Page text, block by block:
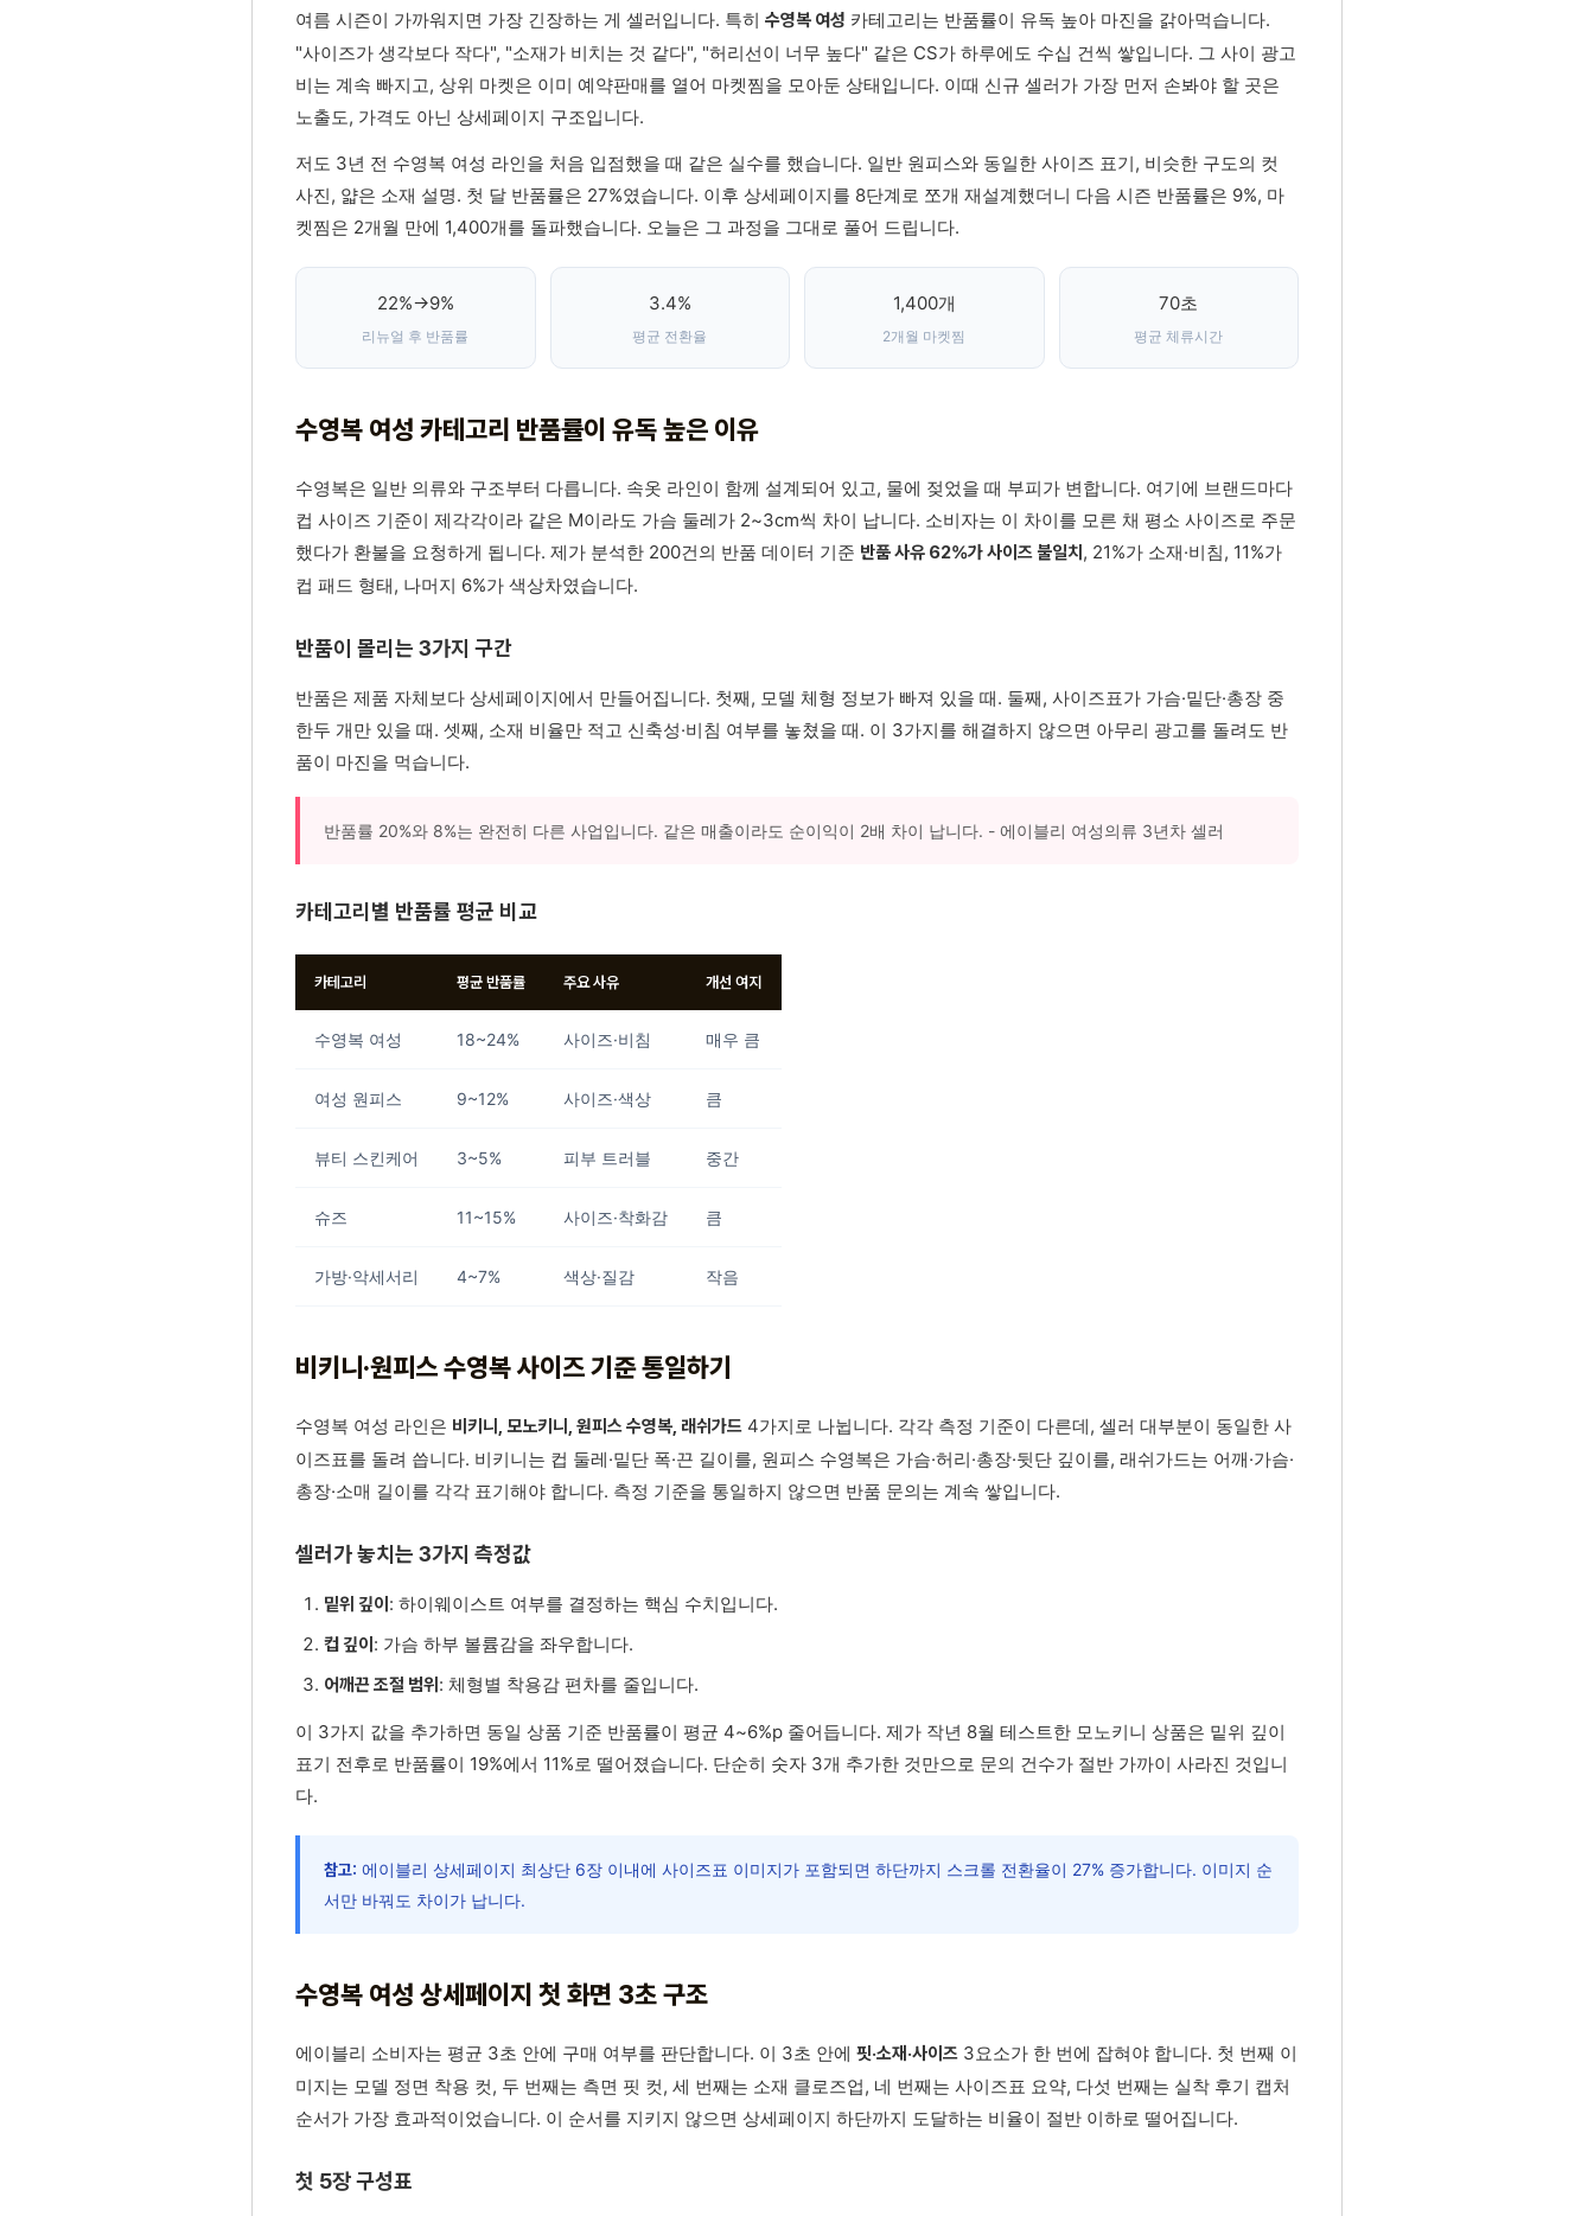
여름 시즌이 가까워지면 가장 긴장하는 게 셀러입니다. 특히 수영복 여성 카테고리는 반품률이 유독 높아 마진을 갉아먹습니다.
"사이즈가 생각보다 작다", "소재가 비치는 것 같다", "허리선이 너무 높다" 같은 CS가 하루에도 수십 건씩 쌓입니다. 그 사이 광고
비는 계속 빠지고, 상위 마켓은 이미 예약판매를 열어 마켓찜을 모아둔 상태입니다. 이때 신규 셀러가 가장 먼저 손봐야 할 곳은
노출도, 가격도 아닌 상세페이지 구조입니다.
저도 3년 전 수영복 여성 라인을 처음 입점했을 때 같은 실수를 했습니다. 일반 원피스와 동일한 사이즈 표기, 비슷한 구도의 컷
사진, 얇은 소재 설명. 첫 달 반품률은 27%였습니다. 이후 상세페이지를 8단계로 쪼개 재설계했더니 다음 시즌 반품률은 9%, 마
켓찜은 2개월 만에 1,400개를 돌파했습니다. 오늘은 그 과정을 그대로 풀어 드립니다.
22%→9%
리뉴얼 후 반품률
3.4%
평균 전환율
1,400개
2개월 마켓찜
70초
평균 체류시간
수영복 여성 카테고리 반품률이 유독 높은 이유
수영복은 일반 의류와 구조부터 다릅니다. 속옷 라인이 함께 설계되어 있고, 물에 젖었을 때 부피가 변합니다. 여기에 브랜드마다
컵 사이즈 기준이 제각각이라 같은 M이라도 가슴 둘레가 2~3cm씩 차이 납니다. 소비자는 이 차이를 모른 채 평소 사이즈로 주문
했다가 환불을 요청하게 됩니다. 제가 분석한 200건의 반품 데이터 기준 반품 사유 62%가 사이즈 불일치 , 21%가 소재·비침, 11%가
컵 패드 형태, 나머지 6%가 색상차였습니다.
반품이 몰리는 3가지 구간
반품은 제품 자체보다 상세페이지에서 만들어집니다. 첫째, 모델 체형 정보가 빠져 있을 때. 둘째, 사이즈표가 가슴·밑단·총장 중
한두 개만 있을 때. 셋째, 소재 비율만 적고 신축성·비침 여부를 놓쳤을 때. 이 3가지를 해결하지 않으면 아무리 광고를 돌려도 반
품이 마진을 먹습니다.
반품률 20%와 8%는 완전히 다른 사업입니다. 같은 매출이라도 순이익이 2배 차이 납니다. - 에이블리 여성의류 3년차 셀러
카테고리별 반품률 평균 비교
카테고리 평균 반품률 주요 사유 개선 여지
수영복 여성 18~24% 사이즈·비침 매우 큼
여성 원피스 9~12% 사이즈·색상 큼
뷰티 스킨케어 3~5% 피부 트러블 중간
슈즈 11~15% 사이즈·착화감 큼
가방·악세서리 4~7% 색상·질감 작음
비키니·원피스 수영복 사이즈 기준 통일하기
수영복 여성 라인은 비키니, 모노키니, 원피스 수영복, 래쉬가드 4가지로 나뉩니다. 각각 측정 기준이 다른데, 셀러 대부분이 동일한 사
이즈표를 돌려 씁니다. 비키니는 컵 둘레·밑단 폭·끈 길이를, 원피스 수영복은 가슴·허리·총장·뒷단 깊이를, 래쉬가드는 어깨·가슴·
총장·소매 길이를 각각 표기해야 합니다. 측정 기준을 통일하지 않으면 반품 문의는 계속 쌓입니다.
셀러가 놓치는 3가지 측정값
밑위 깊이 : 하이웨이스트 여부를 결정하는 핵심 수치입니다.
컵 깊이 : 가슴 하부 볼륨감을 좌우합니다.
어깨끈 조절 범위 : 체형별 착용감 편차를 줄입니다.
이 3가지 값을 추가하면 동일 상품 기준 반품률이 평균 4~6%p 줄어듭니다. 제가 작년 8월 테스트한 모노키니 상품은 밑위 깊이
표기 전후로 반품률이 19%에서 11%로 떨어졌습니다. 단순히 숫자 3개 추가한 것만으로 문의 건수가 절반 가까이 사라진 것입니
다.
참고: 에이블리 상세페이지 최상단 6장 이내에 사이즈표 이미지가 포함되면 하단까지 스크롤 전환율이 27% 증가합니다. 이미지 순
서만 바꿔도 차이가 납니다.
수영복 여성 상세페이지 첫 화면 3초 구조
에이블리 소비자는 평균 3초 안에 구매 여부를 판단합니다. 이 3초 안에 핏·소재·사이즈 3요소가 한 번에 잡혀야 합니다. 첫 번째 이
미지는 모델 정면 착용 컷, 두 번째는 측면 핏 컷, 세 번째는 소재 클로즈업, 네 번째는 사이즈표 요약, 다섯 번째는 실착 후기 캡처
순서가 가장 효과적이었습니다. 이 순서를 지키지 않으면 상세페이지 하단까지 도달하는 비율이 절반 이하로 떨어집니다.
첫 5장 구성표